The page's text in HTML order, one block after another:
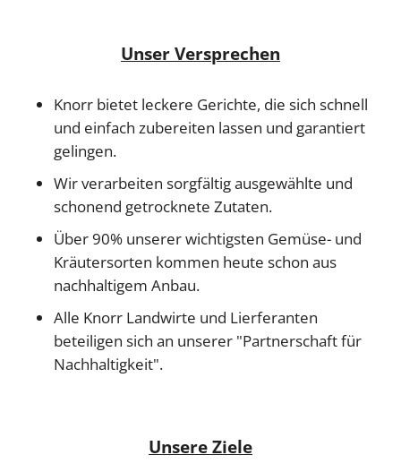
Unser Versprechen
Knorr bietet leckere Gerichte, die sich schnell
und einfach zubereiten lassen und garantiert
gelingen.
Wir verarbeiten sorgfältig ausgewählte und
schonend getrocknete Zutaten.
Über 90% unserer wichtigsten Gemüse- und
Kräutersorten kommen heute schon aus
nachhaltigem Anbau.
Alle Knorr Landwirte und Lierferanten
beteiligen sich an unserer "Partnerschaft für
Nachhaltigkeit".
Unsere Ziele